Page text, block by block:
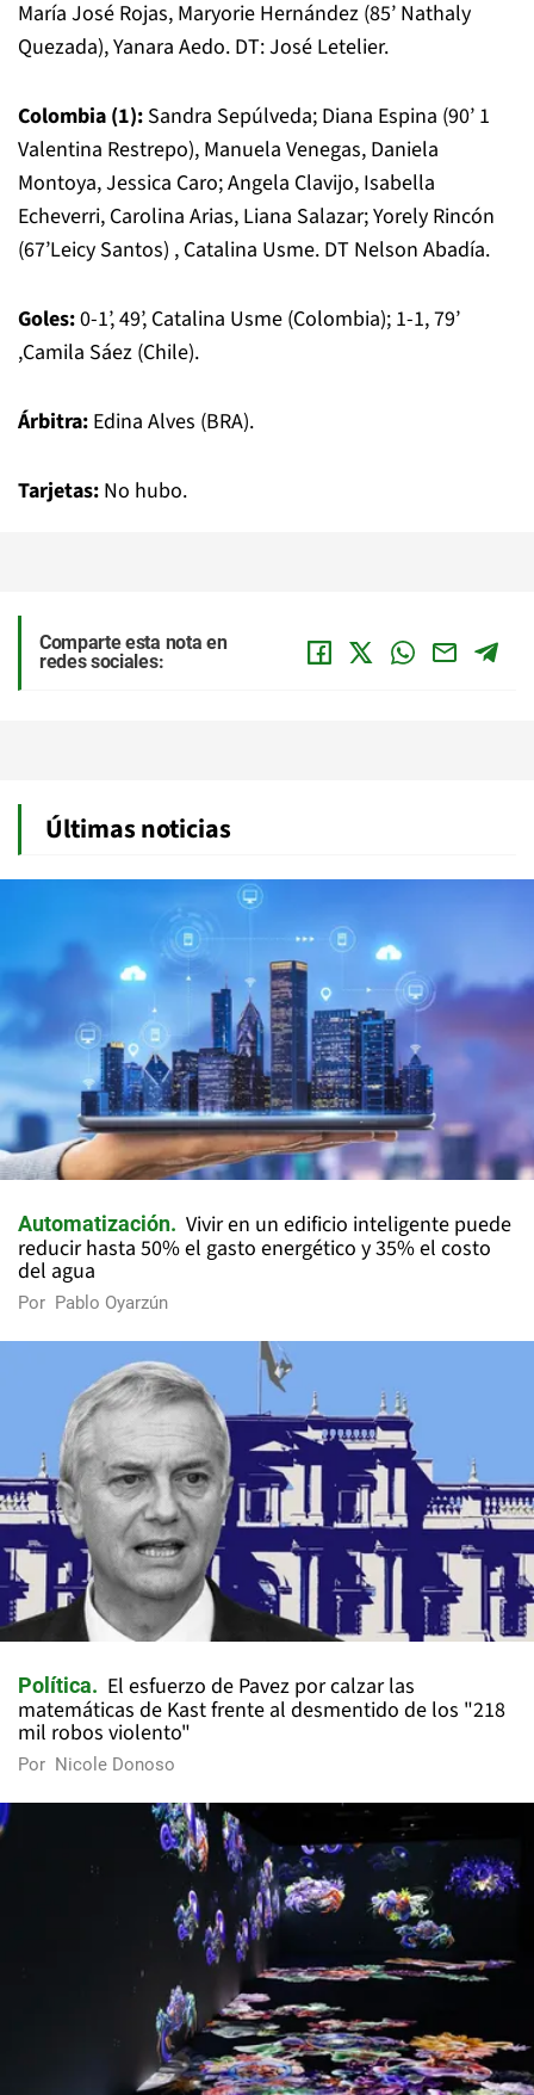
María José Rojas, Maryorie Hernández (85’ Nathaly
Quezada), Yanara Aedo. DT: José Letelier.
Colombia (1): Sandra Sepúlveda; Diana Espina (90’ 1
Valentina Restrepo), Manuela Venegas, Daniela
Montoya, Jessica Caro; Angela Clavijo, Isabella
Echeverri, Carolina Arias, Liana Salazar; Yorely Rincón
(67’Leicy Santos) , Catalina Usme. DT Nelson Abadía.
Goles:0-1’, 49’, Catalina Usme (Colombia); 1-1, 79’
,Camila Sáez (Chile).
Árbitra: Edina Alves (BRA).
Tarjetas: No hubo.
Comparte esta nota en
redes sociales:
Últimas noticias
Automatización
Vivir en un edificio inteligente puede
reducir hasta 50% el gasto energético y 35% el costo
del agua
Por Pablo Oyarzún
Política
El esfuerzo de Pavez por calzar las
matemáticas de Kast frente al desmentido de los "218
mil robos violento"
Por Nicole Donoso